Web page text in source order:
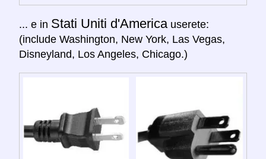
... e in Stati Uniti d'America userete:
(include Washington, New York, Las Vegas,
Disneyland, Los Angeles, Chicago.)